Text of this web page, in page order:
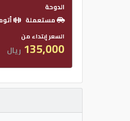
الدوحة
مستعملة
السعر إبتداء من
135,000 ريال